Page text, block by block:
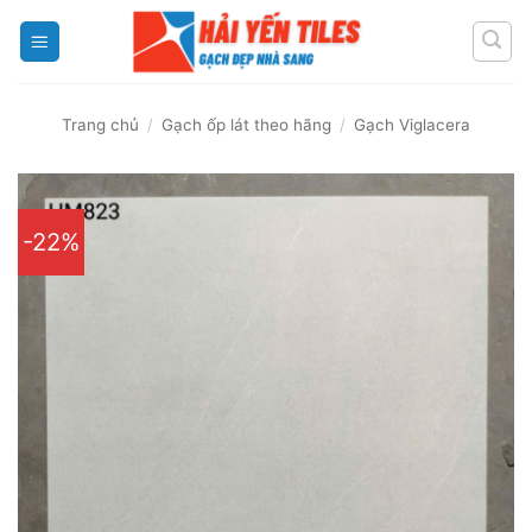
Trang chủ / Gạch ốp lát theo hãng / Gạch Viglacera
-22%